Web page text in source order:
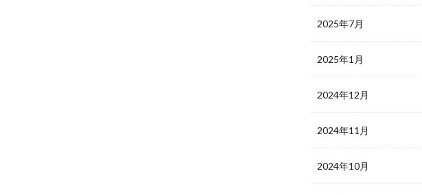
2025年7月
2025年1月
2024年12月
2024年11月
2024年10月